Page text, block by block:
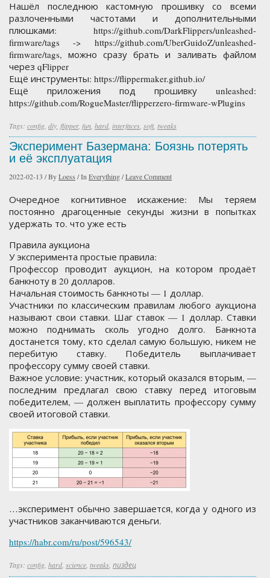
Нашёл последнюю кастомную прошивку со всеми
разлоченными частотами и дополнительными
плюшками: https://github.com/DarkFlippers/unleashed-
firmware/tags -> https://github.com/UberGuidoZ/unleashed-
firmware/tags, можно сразу брать и заливать файлом
через qFlipper
Ещё инструменты: https://flippermaker.github.io/
Ещё приложения под прошивку unleashed:
https://github.com/RogueMaster/flipperzero-firmware-wPlugins
Tags: config diy flipper, fun hard interfaces soft tweaks
Эксперимент Базермана: Боязнь потерять
и её эксплуатация
2022-02-13 /ByLoess /In Everything/Leave Comment
Очередное когнитивное искажение: Мы теряем
постоянно драгоценные секунды жизни в попытках
удержать то. что уже есть
Правила аукциона
У эксперимента простые правила:
Профессор проводит аукцион, на котором продаёт
банкноту в 20 долларов.
Начальная стоимость банкноты — 1 доллар.
Участники по классическим правилам любого аукциона
называют свои ставки. Шаг ставок — 1 доллар. Ставки
можно поднимать сколь угодно долго. Банкнота
достанется тому, кто сделал самую большую, никем не
перебитую ставку. Победитель выплачивает
профессору сумму своей ставки.
Важное условие: участник, который оказался вторым, —
последним предлагал свою ставку перед итоговым
победителем, — должен выплатить профессору сумму
своей итоговой ставки.
…эксперимент обычно завершается, когда у одного из
участников заканчиваются деньги.
https://habr.com/ru/post/596543/
Tags: config hard science tweaks пиздец